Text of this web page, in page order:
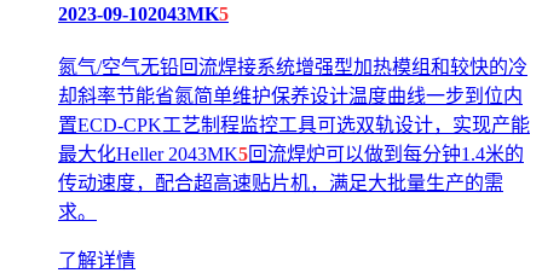
2023-09-102043MK5
氮气/空气无铅回流焊接系统增强型加热模组和较快的冷
却斜率节能省氮简单维护保养设计温度曲线一步到位内
置ECD-CPK工艺制程监控工具可选双轨设计，实现产能
最大化Heller 2043MK5回流焊炉可以做到每分钟1.4米的
传动速度，配合超高速贴片机，满足大批量生产的需
求。
了解详情